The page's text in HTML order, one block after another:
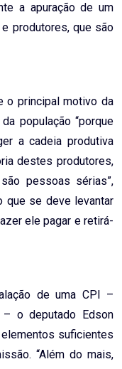
a apuração de um
produtores, que são
o principal motivo da
população “porque
a cadeia produtiva
destes produtores,
pessoas sérias”,
que se deve levantar
ele pagar e retirá-
de uma CPI –
– o deputado Edson
suficientes
“Além do mais,